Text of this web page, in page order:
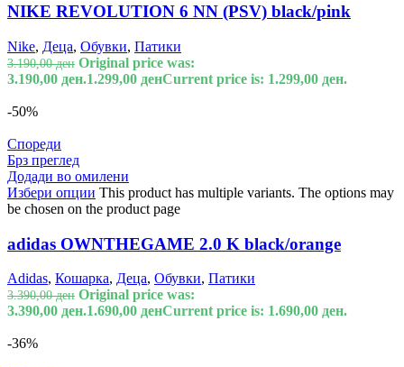
NIKE REVOLUTION 6 NN (PSV) black/pink
Nike, Деца, Обувки, Патики
3.190,00ден Original price was:
3.190,00 ден.1.299,00 денCurrent price is: 1.299,00 ден.
-50%
Спореди
Брз преглед
Додади во омилени
Избери опции This product has multiple variants. The options may
be chosen on the product page
adidas OWNTHEGAME 2.0 K black/orange
Adidas, Кошарка, Деца, Обувки, Патики
3.390,00ден Original price was:
3.390,00 ден.1.690,00 денCurrent price is: 1.690,00 ден.
-36%